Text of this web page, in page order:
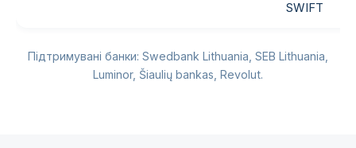
SWIFT
Підтримувані банки: Swedbank Lithuania, SEB Lithuania,
Luminor, Šiaulių bankas, Revolut.